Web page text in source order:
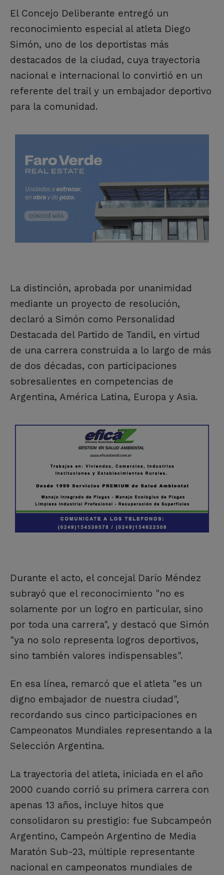
El Concejo Deliberante entregó un
reconocimiento especial al atleta Diego
Simón, uno de los deportistas más
destacados de la ciudad, cuya trayectoria
nacional e internacional lo convirtió en un
referente del trail y un embajador deportivo
para la comunidad.
La distinción, aprobada por unanimidad
mediante un proyecto de resolución,
declaró a Simón como Personalidad
Destacada del Partido de Tandil, en virtud
de una carrera construida a lo largo de más
de dos décadas, con participaciones
sobresalientes en competencias de
Argentina, América Latina, Europa y Asia.
Durante el acto, el concejal Darío Méndez
subrayó que el reconocimiento "no es
solamente por un logro en particular, sino
por toda una carrera", y destacó que Simón
"ya no solo representa logros deportivos,
sino también valores indispensables".
En esa línea, remarcó que el atleta "es un
digno embajador de nuestra ciudad",
recordando sus cinco participaciones en
Campeonatos Mundiales representando a la
Selección Argentina.
La trayectoria del atleta, iniciada en el año
2000 cuando corrió su primera carrera con
apenas 13 años, incluye hitos que
consolidaron su prestigio: fue Subcampeón
Argentino, Campeón Argentino de Media
Maratón Sub-23, múltiple representante
nacional en campeonatos mundiales de